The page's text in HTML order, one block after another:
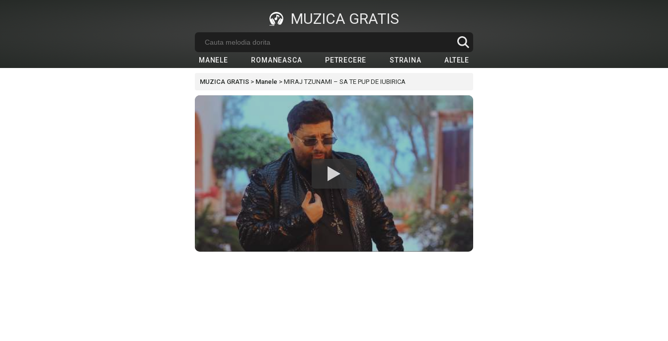
MUZICA GRATIS
MANELE ROMANEASCA PETRECERE STRAINA ALTELE
MUZICA GRATIS > Manele > MIRAJ TZUNAMI – SA TE PUP DE IUBIRICA